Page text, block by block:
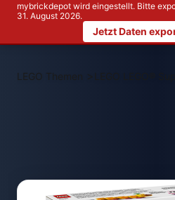
mybrickdepot wird eingestellt. Bitte
31. August 2026.
Jetzt Daten
LEGO Themen >